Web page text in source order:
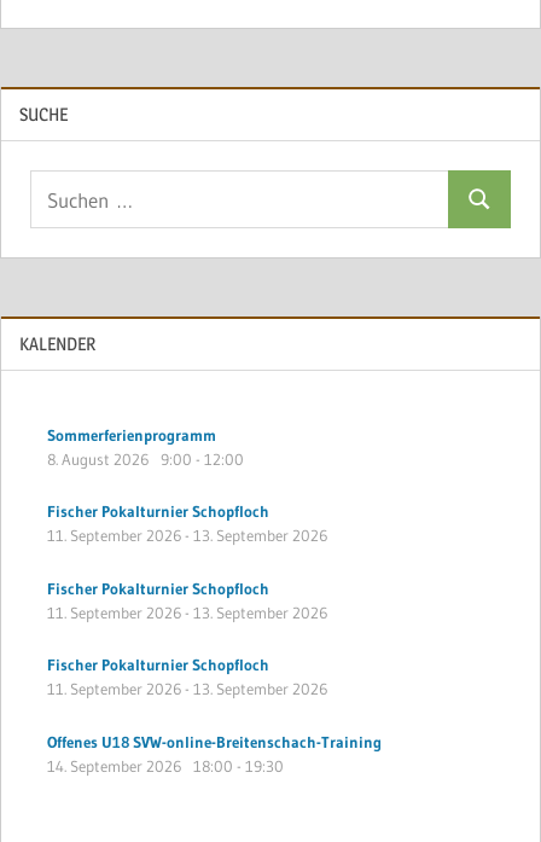
SUCHE
Suchen
KALENDER
Sommerferienprogramm
8. August 2026 9:00 - 12:00
Fischer Pokalturnier Schopfloch
11. September 2026- 13. September 2026
Fischer Pokalturnier Schopfloch
11. September 2026- 13. September 2026
Fischer Pokalturnier Schopfloch
11. September 2026- 13. September 2026
Offenes U18 SVW-online-Breitenschach-Training
14. September 2026 18:00 - 19:30